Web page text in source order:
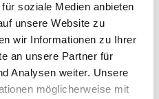
soziale Medien anbieten
unsere Website zu
wir Informationen zu Ihrer
an unsere Partner für
Analysen weiter. Unsere
möglicherweise mit